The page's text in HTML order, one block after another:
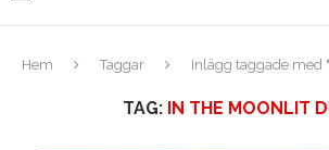
Hem Taggar Inlägg taggade med
TAG: IN THE MOONLIT